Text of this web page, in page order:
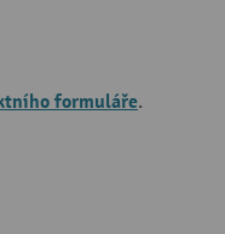
formuláře.